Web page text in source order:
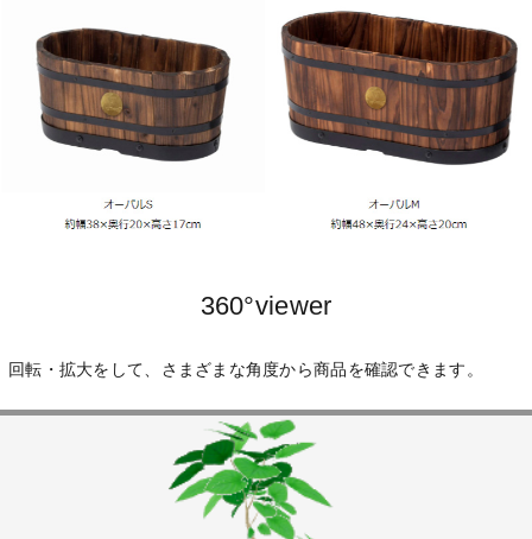
360°viewer
回転・拡大をして、さまざまな角度から商品を確認できます。